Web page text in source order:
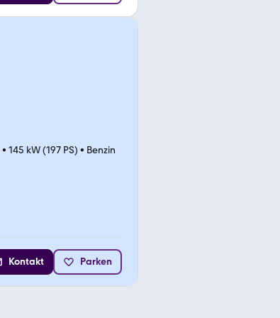
• 145 kW (197 PS) • Benzin
Kontakt Parken